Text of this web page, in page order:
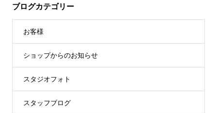
ブログカテゴリー
お客様
ショップからのお知らせ
スタジオフォト
スタッフブログ